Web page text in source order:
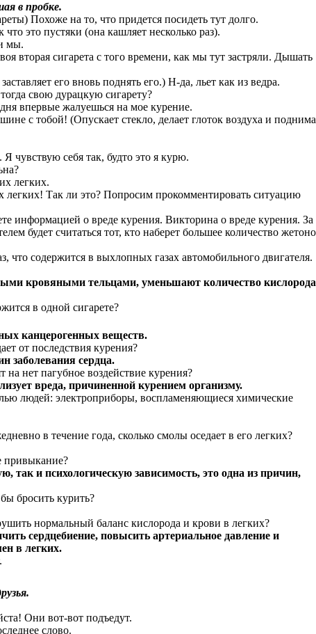
в пробке.
Похоже на то, что придется посидеть тут долго.
это пустяки (она кашляет несколько раз).
мы.
вторая сигарета с того времени, как мы тут застряли. Дышать
его вновь поднять его.) Н-да, льет как из ведра.
свою дурацкую сигарету?
впервые жалуешься на мое курение.
с тобой! (Опускает стекло, делает глоток воздуха и
чувствую себя так, будто это я курю.
легких.
легких! Так ли это? Попросим прокомментировать ситуацию
информацией о вреде курения. Викторина о вреде курения. За
будет считаться тот, кто наберет большее количество
что содержится в выхлопных газах автомобильного двигателя.
кровяными тельцами, уменьшают количество
в одной сигарете?
канцерогенных веществ.
от последствия курения?
заболевания сердца.
нет пагубное воздействие курения?
вреда, причиненной курением организму.
людей: электроприборы, воспламеняющиеся химические
в течение года, сколько смолы оседает в его легких?
привыкание?
так и психологическую зависимость, это одна из причин,
бросить курить?
нормальный баланс кислорода и крови в легких?
сердцебиение, повысить артериальное давление и
в легких.
Они вот-вот подъедут.
слово.